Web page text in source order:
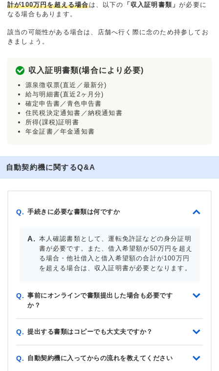
計が100万円を超える場合は、以下の 「収入証明書類」が必要に
なる場合もあります。
該当の可能性がある場合は、店舗へ行く際に念のため持参してお
きましょう。
収入証明書類(場合により必要)
源泉徴収票(直近／最新分)
給与明細書(直近2ヶ月分)
確定申告書／青色申告書
住民税決定通知書／納税通知書
所得(課税)証明書
年金証書／年金通知書
自動契約機に関するQ&A
Q. 手続きに必要な書類は何ですか
本人確認書類として、運転免許証などの身分証明
書が必要です。また、借入希望額が50万円を超え
る場合・他社借入と借入希望額の合計が100万円
を超える場合は、収入証明書が必要となります。
Q. 事前にオンラインで書類提出した場合も必要です
か？
Q. 提出する書類はコピーでも大丈夫ですか？
Q. 自動契約機に入ってからの流れを教えてください